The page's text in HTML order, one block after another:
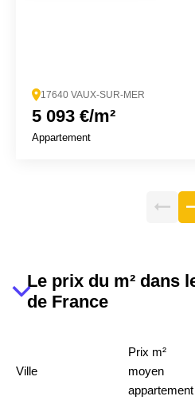
17640 VAUX-SUR-MER
5 093 €/m²
Appartement
Le prix du m² dans
de France
Ville
Prix m²
moyen
appartement